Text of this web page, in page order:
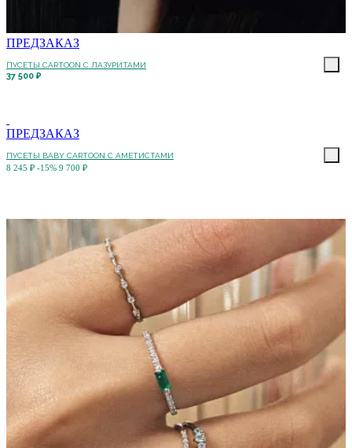
ПРЕДЗАКАЗ
ПУСЕТЫ CARTOON C ЛАЗУРИТАМИ
37 500 ₽
ПРЕДЗАКАЗ
ПУСЕТЫ BABY CARTOON С АМЕТИСТАМИ
8 245 ₽ -15% 9 700 ₽